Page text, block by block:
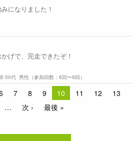
になりました！
げで、完走できたぞ！
50代 男性（参加回数：6回〜9回）
7 8 9 10 11 12
13
次 › 最後 »